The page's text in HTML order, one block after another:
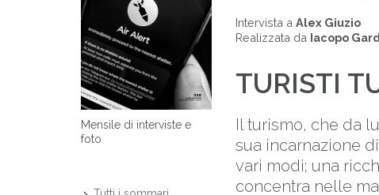
Mensile di interviste e
foto
Intervista a Alex Giuzio
Realizzata da Iacopo
TURISTI
Il turismo, che da
sua incarnazione
vari modi; una
concentra nelle